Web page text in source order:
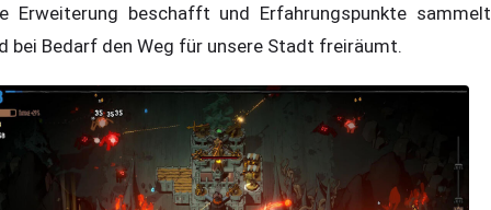
Erweiterung beschafft und Erfahrungspunkte sammelt
bei Bedarf den Weg für unsere Stadt freiräumt.